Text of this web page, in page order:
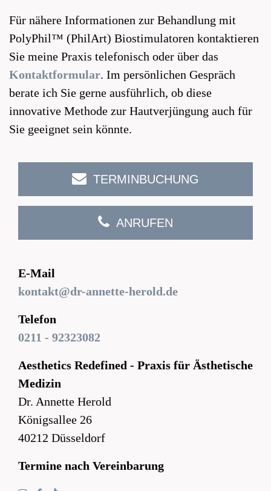
Für nähere Informationen zur Behandlung mit
PolyPhil™ (PhilArt) Biostimulatoren kontaktieren
Sie meine Praxis telefonisch oder über das
Kontaktformular. Im persönlichen Gespräch
berate ich Sie gerne ausführlich, ob diese
innovative Methode zur Hautverjüngung auch für
Sie geeignet sein könnte.
TERMINBUCHUNG
ANRUFEN
E-Mail
kontakt@dr-annette-herold.de
Telefon
0211 - 92323082
Aesthetics Redefined - Praxis für Ästhetische
Medizin
Dr. Annette Herold
Königsallee 26
40212 Düsseldorf
Termine nach Vereinbarung